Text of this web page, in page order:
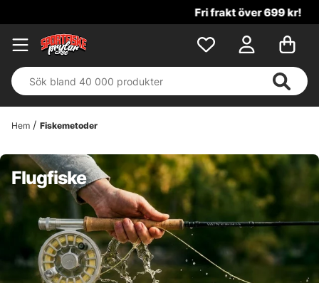
Fri frakt över 699 kr!
Hem Fiskemetoder
Flugfiske